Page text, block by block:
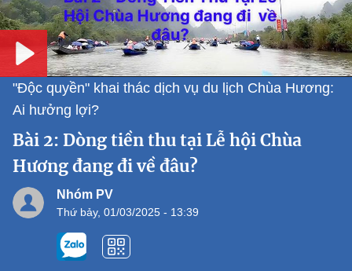
Play
"Độc quyền" khai thác dịch vụ du lịch Chùa Hương:
Ai hưởng lợi?
Bài 2: Dòng tiền thu tại Lễ hội Chùa
Hương đang đi về đâu?
Nhóm PV
Thứ bảy, 01/03/2025 - 13:39